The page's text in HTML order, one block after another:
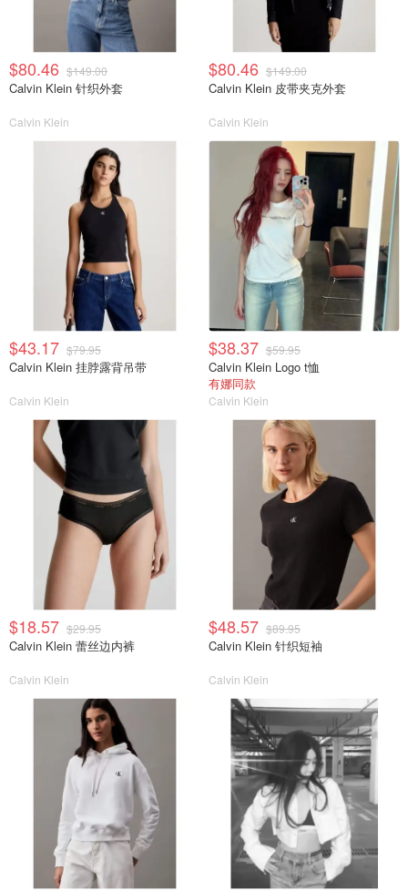
$80.46 $149.00
Calvin Klein 针织外套
Calvin Klein
$80.46 $149.00
Calvin Klein 皮带夹克外套
Calvin Klein
$43.17 $79.95
Calvin Klein 挂脖露背吊带
Calvin Klein
$38.37 $59.95
Calvin Klein Logo t恤
有娜同款
Calvin Klein
$18.57 $29.95
Calvin Klein 蕾丝边内裤
Calvin Klein
$48.57 $89.95
Calvin Klein 针织短袖
Calvin Klein